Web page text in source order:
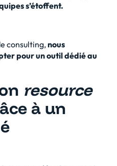
s’étoffent.
consulting,nous
pour unoutil dédié au
resource
à un